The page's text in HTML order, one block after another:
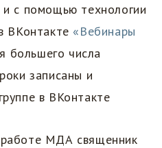
с помощью технологии
ВКонтакте «Вебинары
большего числа
записаны и
в ВКонтакте
МДА священник